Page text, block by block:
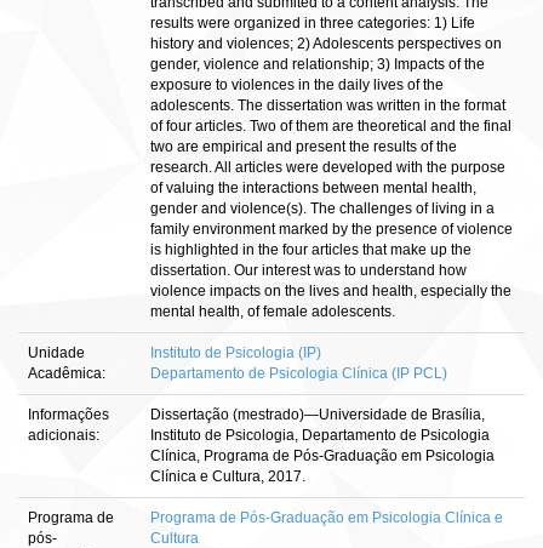
results were organized in three categories: 1) Life
history and violences; 2) Adolescents perspectives on
gender, violence and relationship; 3) Impacts of the
exposure to violences in the daily lives of the
adolescents. The dissertation was written in the format
of four articles. Two of them are theoretical and the final
two are empirical and present the results of the
research. All articles were developed with the purpose
of valuing the interactions between mental health,
gender and violence(s). The challenges of living in a
family environment marked by the presence of violence
is highlighted in the four articles that make up the
dissertation. Our interest was to understand how
violence impacts on the lives and health, especially the
mental health, of female adolescents.
Unidade
Acadêmica:
Instituto de Psicologia (IP)
Departamento de Psicologia Clínica (IP PCL)
Informações
adicionais:
Dissertação (mestrado)—Universidade de Brasília,
Instituto de Psicologia, Departamento de Psicologia
Clínica, Programa de Pós-Graduação em Psicologia
Clínica e Cultura, 2017.
Programa de
pós-
Programa de Pós-Graduação em Psicologia Clínica e
Cultura